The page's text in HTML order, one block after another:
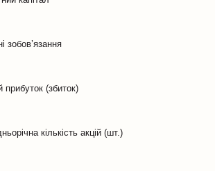
зобов’язання
(збиток)
кількість акцій (шт.)